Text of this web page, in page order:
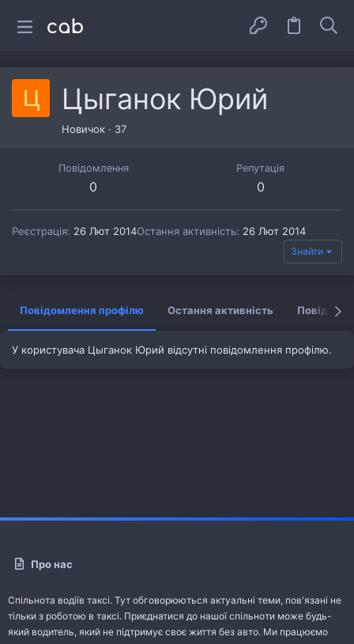
Ц Цыганок Юрий
Новичок · 37
Повідомлення
0
Репутація
0
Реєстрація 26 Лют 2014Остання активність 26 Лют 2014
Знайти
Повідомлення профілю Остання активність
У користувача Цыганок Юрий відсутні повідомлення профілю.
Про нас
Спільнота водіїв таксі. Тут обговорюються актуальні теми, пов'язані не
тільки з роботою в таксі. Приєднатися до нашої спільноти може будь-
який водитель, який не підтримує своє життя без авто. Ми працюємо